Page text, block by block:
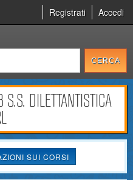
Registrati Accedi
S.S. DILETTANTISTICA
SUI CORSI